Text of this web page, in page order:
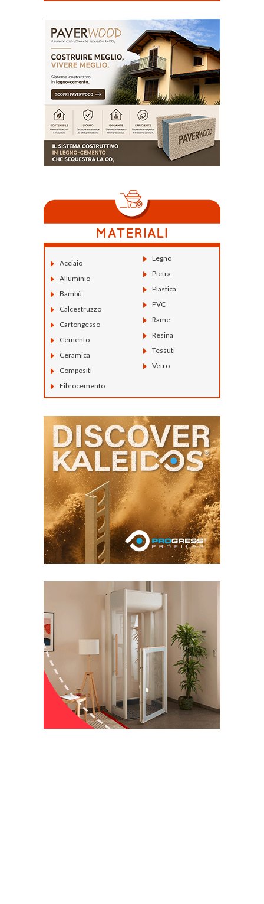
Acciaio
Alluminio
Bambù
Calcestruzzo
Cartongesso
Cemento
Ceramica
Compositi
Fibrocemento
Legno
Pietra
Plastica
PVC
Rame
Resina
Tessuti
Vetro